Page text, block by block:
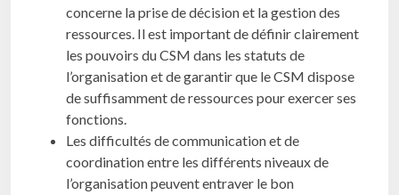
concerne la prise de décision et la gestion des
ressources. Il est important de définir clairement
les pouvoirs du CSM dans les statuts de
l’organisation et de garantir que le CSM dispose
de suffisamment de ressources pour exercer ses
fonctions.
Les difficultés de communication et de
coordination entre les différents niveaux de
l’organisation peuvent entraver le bon